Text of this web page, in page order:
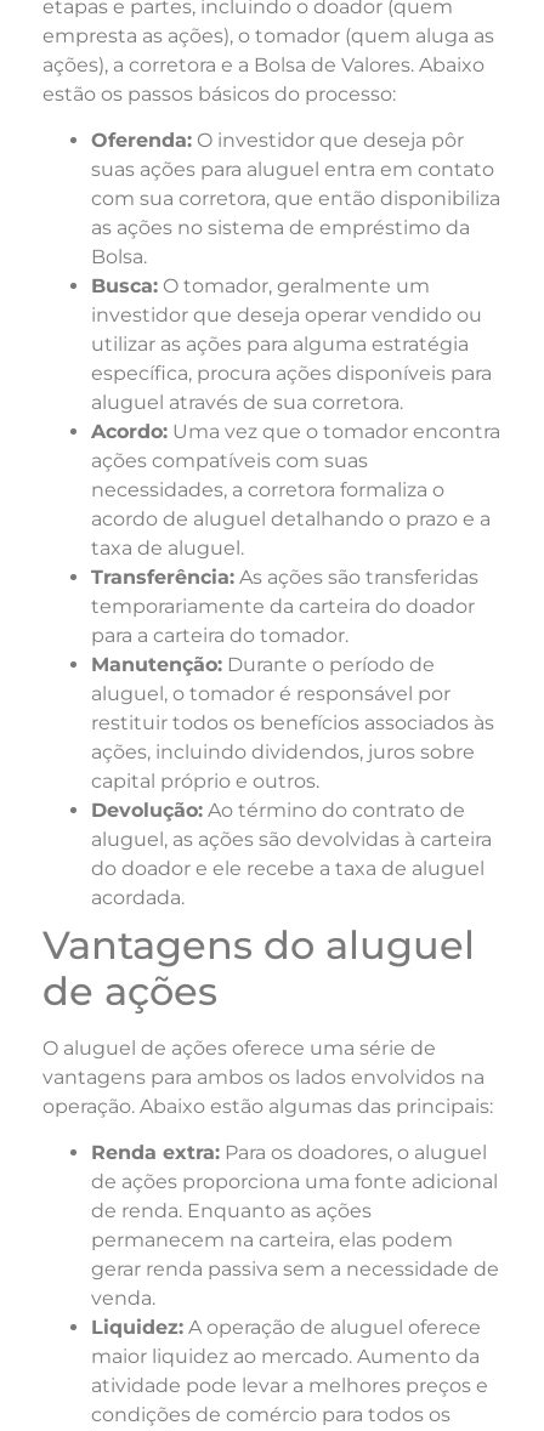
etapas e partes, incluindo o doador (quem
empresta as ações), o tomador (quem aluga as
ações), a corretora e a Bolsa de Valores. Abaixo
estão os passos básicos do processo:
Oferenda: O investidor que deseja pôr
suas ações para aluguel entra em contato
com sua corretora, que então disponibiliza
as ações no sistema de empréstimo da
Bolsa.
Busca: O tomador, geralmente um
investidor que deseja operar vendido ou
utilizar as ações para alguma estratégia
específica, procura ações disponíveis para
aluguel através de sua corretora.
Acordo: Uma vez que o tomador encontra
ações compatíveis com suas
necessidades, a corretora formaliza o
acordo de aluguel detalhando o prazo e a
taxa de aluguel.
Transferência: As ações são transferidas
temporariamente da carteira do doador
para a carteira do tomador.
Manutenção: Durante o período de
aluguel, o tomador é responsável por
restituir todos os benefícios associados às
ações, incluindo dividendos, juros sobre
capital próprio e outros.
Devolução: Ao término do contrato de
aluguel, as ações são devolvidas à carteira
do doador e ele recebe a taxa de aluguel
acordada.
Vantagens do aluguel
de ações
O aluguel de ações oferece uma série de
vantagens para ambos os lados envolvidos na
operação. Abaixo estão algumas das principais:
Renda extra: Para os doadores, o aluguel
de ações proporciona uma fonte adicional
de renda. Enquanto as ações
permanecem na carteira, elas podem
gerar renda passiva sem a necessidade de
venda.
Liquidez: A operação de aluguel oferece
maior liquidez ao mercado. Aumento da
atividade pode levar a melhores preços e
condições de comércio para todos os